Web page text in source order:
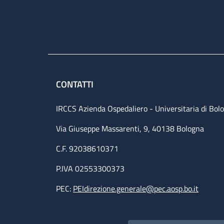
CONTATTI
IRCCS Azienda Ospedaliero - Universitaria di
Via Giuseppe Massarenti, 9, 40138 Bologna
C.F. 92038610371
P.IVA 02553300373
PEC: PEIdirezione.generale@pec.aosp.bo.it